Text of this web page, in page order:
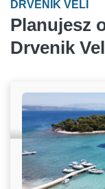
DRVENIK VELI
Planujesz
Drvenik